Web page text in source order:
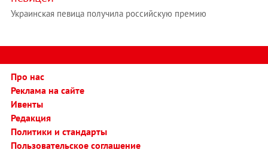
Украинская певица получила российскую премию
Про нас
Реклама на сайте
Ивенты
Редакция
Политики и стандарты
Пользовательское соглашение